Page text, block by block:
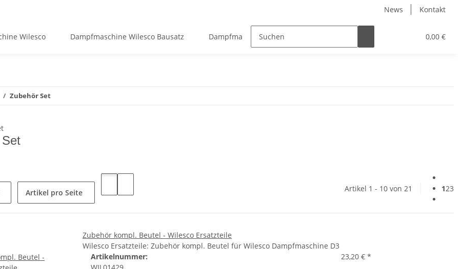
News Kontakt
0,00 €
Wilesco Dampfmaschine Wilesco Bausatz Dampfmaschine Wilesco Fahrzeuge
Zubehör Set
Artikel pro Seite Artikel 1 - 10 von 21 123
Zubehör kompl. Beutel - Wilesco Ersatzteile
Wilesco Ersatzteile: Zubehör kompl. Beutel für Wilesco Dampfmaschine D3
Artikelnummer:
23,20 € *